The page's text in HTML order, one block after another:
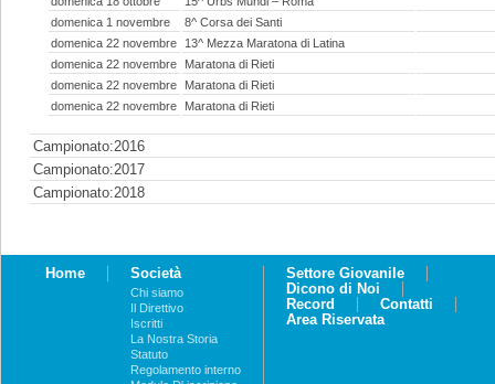
domenica 1 novembre
8^ Corsa dei Santi
domenica 22 novembre
13^ Mezza Maratona di Latina
domenica 22 novembre
Maratona di Rieti
domenica 22 novembre
Maratona di Rieti
domenica 22 novembre
Maratona di Rieti
Campionato:2016
Campionato:2017
Campionato:2018
Home Società
Chi siamo
Il Direttivo
Iscritti
La Nostra Storia
Statuto
Regolamento interno
Settore Giovanile
Dicono di Noi
Record
Contatti
Area Riservata